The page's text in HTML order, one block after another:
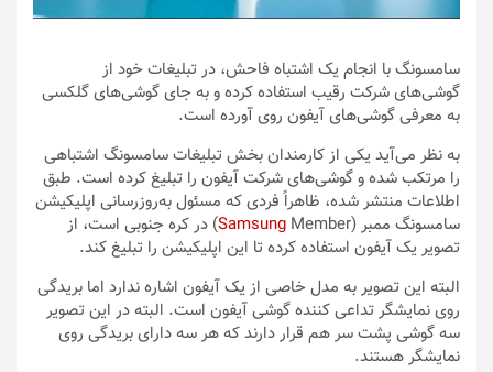
سامسونگ با انجام یک اشتباه فاحش، در تبلیغات خود از
گوشی‌های شرکت رقیب استفاده کرده و به جای گوشی‌های گلکسی
به معرفی گوشی‌های آیفون روی آورده است.
به نظر می‌آید یکی از کارمندان بخش تبلیغات سامسونگ اشتباهی
را مرتکب شده و گوشی‌های شرکت آیفون را تبلیغ کرده است. طبق
اطلاعات منتشر شده، ظاهراً فردی که مسئول به‌روزرسانی اپلیکیشن
سامسونگ ممبر (
SamsungMember) در کره‌ جنوبی است، از
تصویر یک آیفون استفاده کرده تا این اپلیکیشن را تبلیغ کند.
البته این تصویر به مدل خاصی از یک آیفون اشاره ندارد اما بریدگی
روی نمایشگر تداعی کننده گوشی آیفون است. البته در این تصویر
سه گوشی پشت سر هم قرار دارند که هر سه‌ دارای بریدگی روی
نمایشگر هستند.